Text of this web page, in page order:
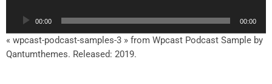
a
u
00:00 00:00
« wpcast-podcast-samples-3 » from Wpcast Podcast Sample by
Qantumthemes. Released: 2019.